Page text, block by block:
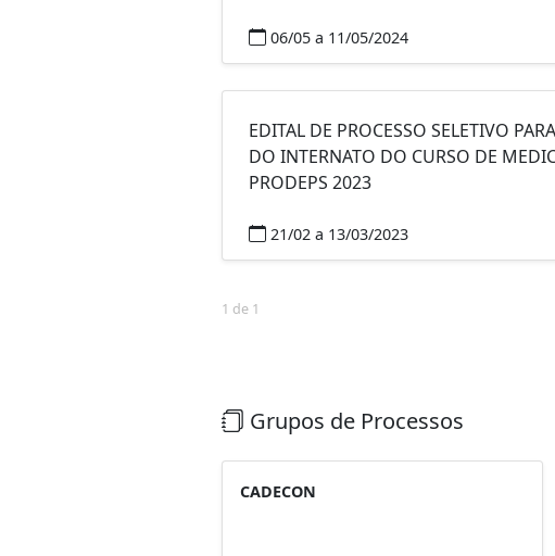
06/05 a 11/05/2024
EDITAL DE PROCESSO SELETIVO
DO INTERNATO DO CURSO DE
PRODEPS 2023
21/02 a 13/03/2023
1 de 1
Grupos de Processos
CADECON